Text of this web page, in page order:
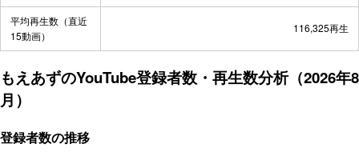
平均再生数（直近
15動画）
116,325再生
もえあずのYouTube登録者数・再生数分析（2026年8
月）
登録者数の推移